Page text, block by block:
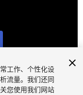
工作、个性化设
流量。我们还同
您使用我们网站